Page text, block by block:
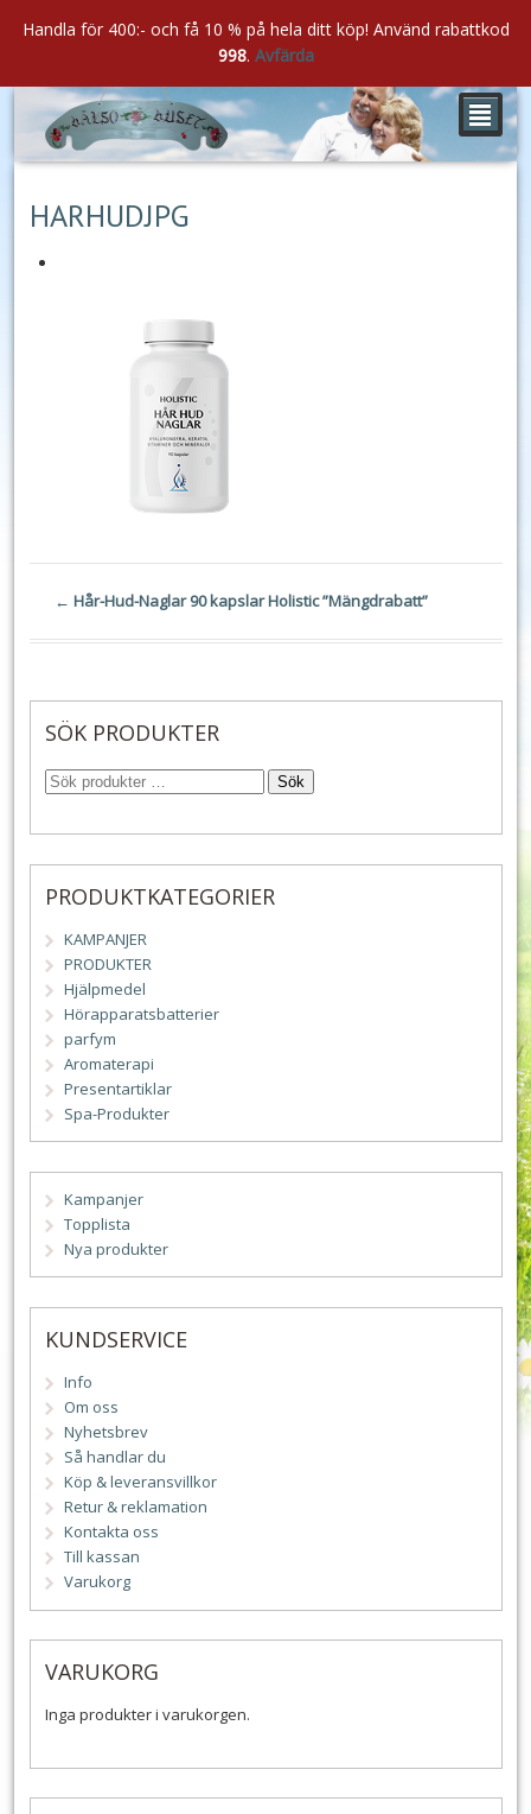
²
HARHUDJPG
← Hår-Hud-Naglar 90 kapslar Holistic ”Mängdrabatt”
SÖK PRODUKTER
Sök
PRODUKTKATEGORIER
KAMPANJER
PRODUKTER
Hjälpmedel
Hörapparatsbatterier
parfym
Aromaterapi
Presentartiklar
Spa-Produkter
Kampanjer
Topplista
Nya produkter
KUNDSERVICE
Info
Om oss
Nyhetsbrev
Så handlar du
Köp & leveransvillkor
Retur & reklamation
Kontakta oss
Till kassan
Varukorg
VARUKORG
Inga produkter i varukorgen.
Handla för 400:- och få 10 % på hela ditt köp! Använd rabattkod
998. Avfärda